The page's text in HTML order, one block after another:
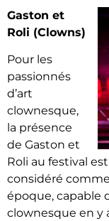
Gaston et
Roli (Clowns)
Pour les
passionnés
d’art
clownesque,
la présence
de Gaston et
Roli au festival
considéré
époque, capable
clownesque en y